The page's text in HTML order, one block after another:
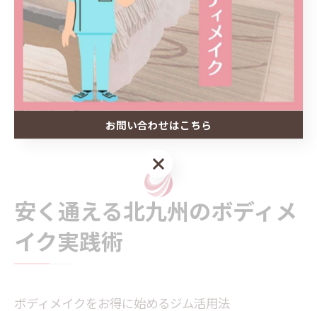
失敗例として「急激な糖質制限で体調を崩した」「自己
流でリバウンドした」などがありますが、プロのサポー
トを受けることでリスクを回避しやすくなります。自分
に合ったやり方を見つけて、理想のボディを無理なく目
指しましょう。
安く通える北九州のボディメ
イク実践術
ボディメイクをお得に始めるジム活用法
お問い合わせはこちら
お問い合わせはこちら